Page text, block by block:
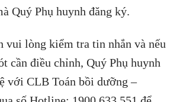
Quý Phụ huynh đăng ký.
vui lòng kiểm tra tin nhắn và nếu
cần điều chỉnh, Quý Phụ huynh
với CLB Toán bồi dưỡng –